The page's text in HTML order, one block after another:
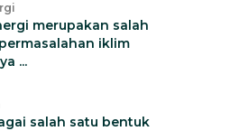
merupakan salah
iklim
...
salah satu bentuk